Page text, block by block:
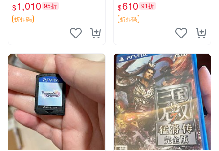
密封存。格鬥迷必備佳作。
街霸 鉄拳 PSV 測試
$1,010 95折
折扣碼
連線對戰樂趣無窮，盒裝如
新，適合收藏 小小大星球 PS
$610 91折
折扣碼